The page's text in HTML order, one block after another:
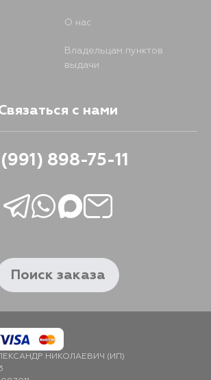
О нас
Владельцам пунктов
выдачи
с нами
898-75-11
Поиск заказа
НИКОЛАЕВИЧ (ИП)